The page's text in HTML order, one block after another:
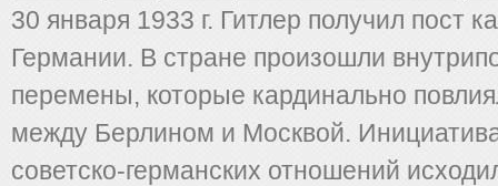
30 января 1933 г. Гитлер получил пост
Германии. В стране произошли
перемены, которые кардинально
между Берлином и Москвой.
советско-германских отношений